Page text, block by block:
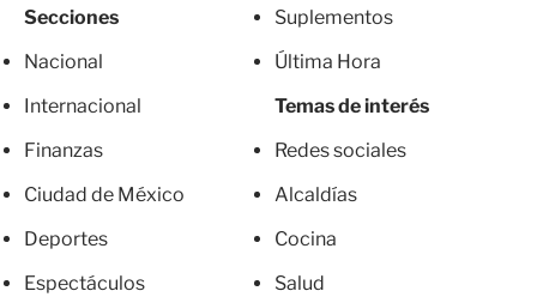
Secciones
Nacional
Internacional
Finanzas
Ciudad de México
Deportes
Espectáculos
Suplementos
Última Hora
Temas de interés
Redes sociales
Alcaldías
Cocina
Salud